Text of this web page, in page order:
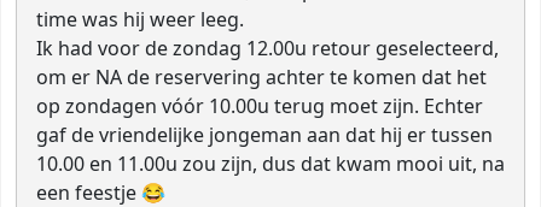
time was hij weer leeg.
Ik had voor de zondag 12.00u retour geselecteerd,
om er NA de reservering achter te komen dat het
op zondagen vóór 10.00u terug moet zijn. Echter
gaf de vriendelijke jongeman aan dat hij er tussen
10.00 en 11.00u zou zijn, dus dat kwam mooi uit, na
een feestje 😂